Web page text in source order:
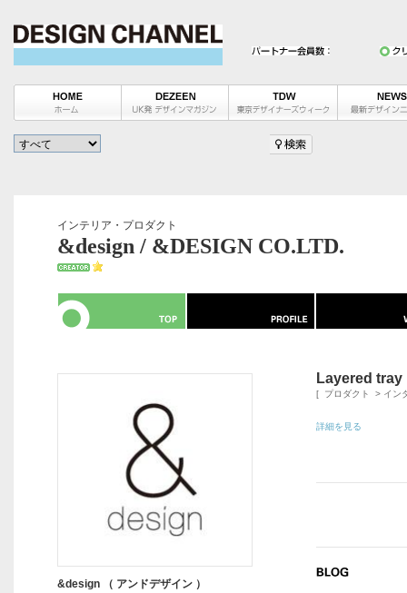
インテリア・プロダクト
&design / &DESIGN CO.LTD.
Layered tray
[ プロダクト > イン
詳細を見る
&design （ アンドデザイン ）